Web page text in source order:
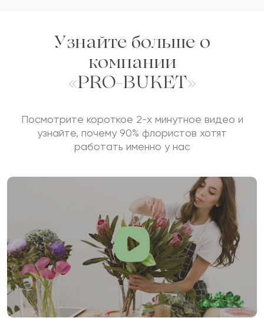
Узнайте больше о
компании
«PRO-BUKET»
Посмотрите короткое 2-х минутное видео и
узнайте, почему 90% флористов хотят
работать именно у нас